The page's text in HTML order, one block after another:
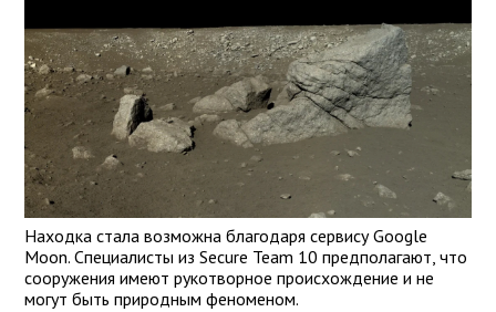
Находка стала возможна благодаря сервису Google
Moon. Специалисты из Secure Team 10 предполагают, что
сооружения имеют рукотворное происхождение и не
могут быть природным феноменом.